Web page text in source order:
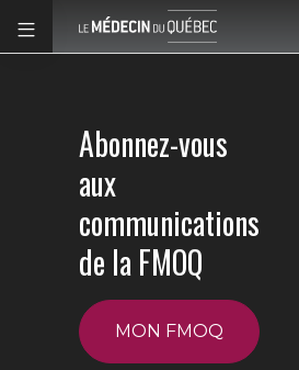
Abonnez-vous
aux
communications
de la FMOQ
MON FMOQ